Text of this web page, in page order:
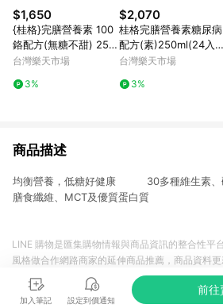
$1,650
{桂格}完膳營養素 100
鉻配方(無糖不甜) 250
ml*24罐/箱 *小柚子*
台灣樂天市場
3%
$2,070
桂格完膳營養素糖尿病
配方(素)250ml(24入)
【合康連鎖藥局】
台灣樂天市場
3%
商品描述
均衡營養，低糖好健康 30多種維生素
膳食纖維、MCT及優質蛋白質
加入筆記 設定到價通知
前往
LINE 購物是匯集購物情報與商品資訊的整合性平
風格做合作網路商家的延伸商品推薦，商品資料
商品至各合作網路商家，確認現售價與購物條件
準。